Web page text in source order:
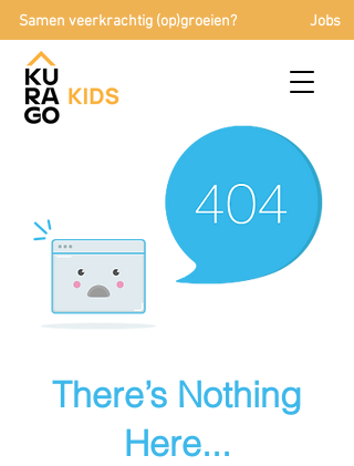
Samen veerkrachtig (op)groeien? Jobs
There’s Nothing
Here...